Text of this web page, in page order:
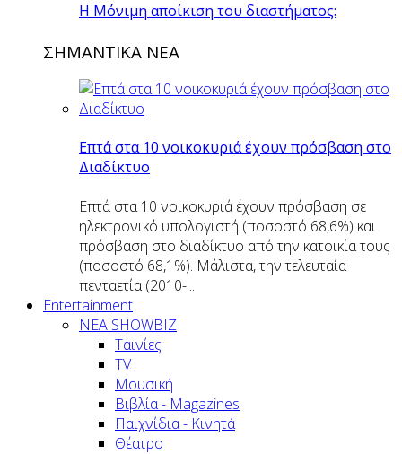
H Mόνιμη αποίκιση του διαστήματος:
ΣΗΜΑΝΤΙΚΑ ΝΕΑ
Επτά στα 10 νοικοκυριά έχουν πρόσβαση στο
Διαδίκτυο
Επτά στα 10 νοικοκυριά έχουν πρόσβαση σε
ηλεκτρονικό υπολογιστή (ποσοστό 68,6%) και
πρόσβαση στο διαδίκτυο από την κατοικία τους
(ποσοστό 68,1%). Μάλιστα, την τελευταία
πενταετία (2010-...
Entertainment
ΝΕΑ SHOWBIZ
Ταινίες
TV
Μουσική
Βιβλία - Magazines
Παιχνίδια - Κινητά
Θέατρο